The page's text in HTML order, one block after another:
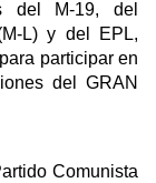
del M-19, del
L) y del EPL,
participar en
del GRAN
Comunista